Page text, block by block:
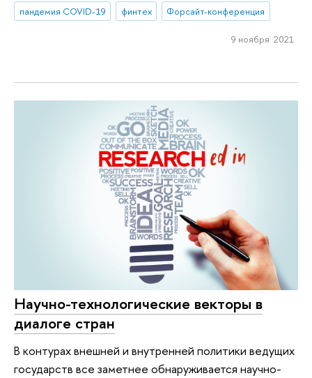
пандемия COVID-19
финтех Форсайт-конференция
9 ноября 2021
Научно-технологические векторы в
диалоге стран
В контурах внешней и внутренней политики ведущих
государств все заметнее обнаруживается научно-